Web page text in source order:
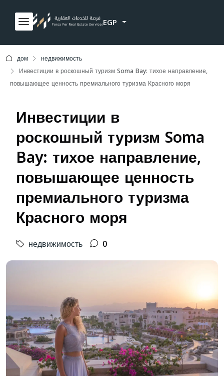
EGP
дом
недвижимость
Инвестиции в роскошный туризм Soma Bay: тихое направление,
повышающее ценность премиального туризма Красного моря
Инвестиции в
роскошный туризм Soma
Bay: тихое направление,
повышающее ценность
премиального туризма
Красного моря
недвижимость 0